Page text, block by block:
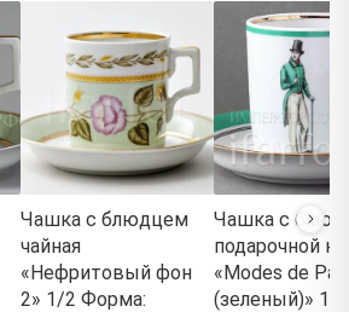
Чашка с блюдцем
чайная
«Нефритовый фон
2» 1/2 Форма:
Чашка с
подарочной
«Modes de
(зеленый)» 1/2